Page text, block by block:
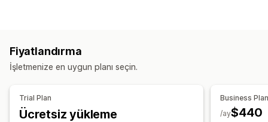
Fiyatlandırma
İşletmenize en uygun planı seçin.
Trial Plan
Ücretsiz yükleme
Business
$440
/ay